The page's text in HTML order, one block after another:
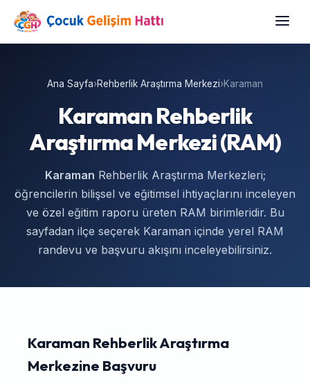
Ana Sayfa›Rehberlik Araştırma Merkezi›Karaman
Karaman Rehberlik
Araştırma Merkezi (RAM)
Karaman Rehberlik Araştırma Merkezleri;
öğrencilerin bilişsel ve eğitimsel ihtiyaçlarını inceleyen
ve özel eğitim raporu üreten RAM birimleridir. Bu
sayfadan ilçe seçerek Karaman içinde yerel RAM
randevu ve başvuru akışını inceleyebilirsiniz.
Karaman Rehberlik Araştırma
Merkezine Başvuru